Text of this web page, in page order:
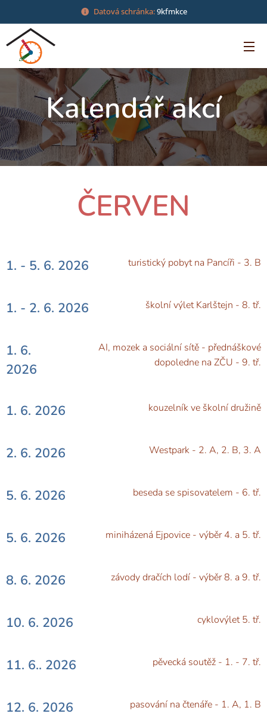
Datová schránka:9kfmkce
Kalendář akcí
ČERVEN
1. - 5. 6. 2026 turistický pobyt na Pancíři - 3. B
1. - 2. 6. 2026 školní výlet Karlštejn - 8. tř.
1. 6.
2026
AI, mozek a sociální sítě - přednáškové
dopoledne na ZČU - 9. tř.
1. 6. 2026 kouzelník ve školní družině
2. 6. 2026 Westpark - 2. A, 2. B, 3. A
5. 6. 2026 beseda se spisovatelem - 6. tř.
5. 6. 2026 miniházená Ejpovice - výběr 4. a 5. tř.
8. 6. 2026 závody dračích lodí - výběr 8. a 9. tř.
10. 6. 2026 cyklovýlet 5. tř.
11. 6.. 2026 pěvecká soutěž - 1. - 7. tř.
12. 6. 2026 pasování na čtenáře - 1. A, 1. B